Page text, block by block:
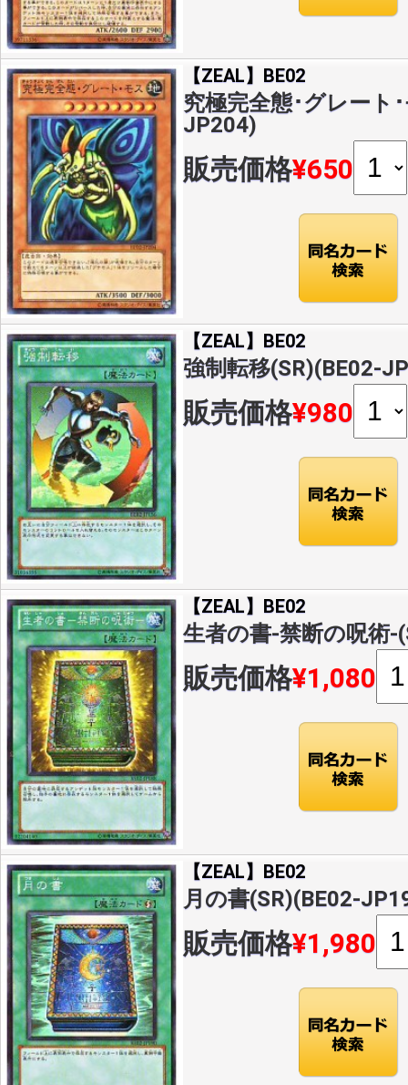
【ZEAL】BE02
究極完全態･グレート
JP204)
販売価格¥650
【ZEAL】BE02
強制転移(SR)(BE02-
販売価格¥980
【ZEAL】BE02
生者の書-禁断の呪術-
販売価格¥1,080
【ZEAL】BE02
月の書(SR)(BE02-
販売価格¥1,980